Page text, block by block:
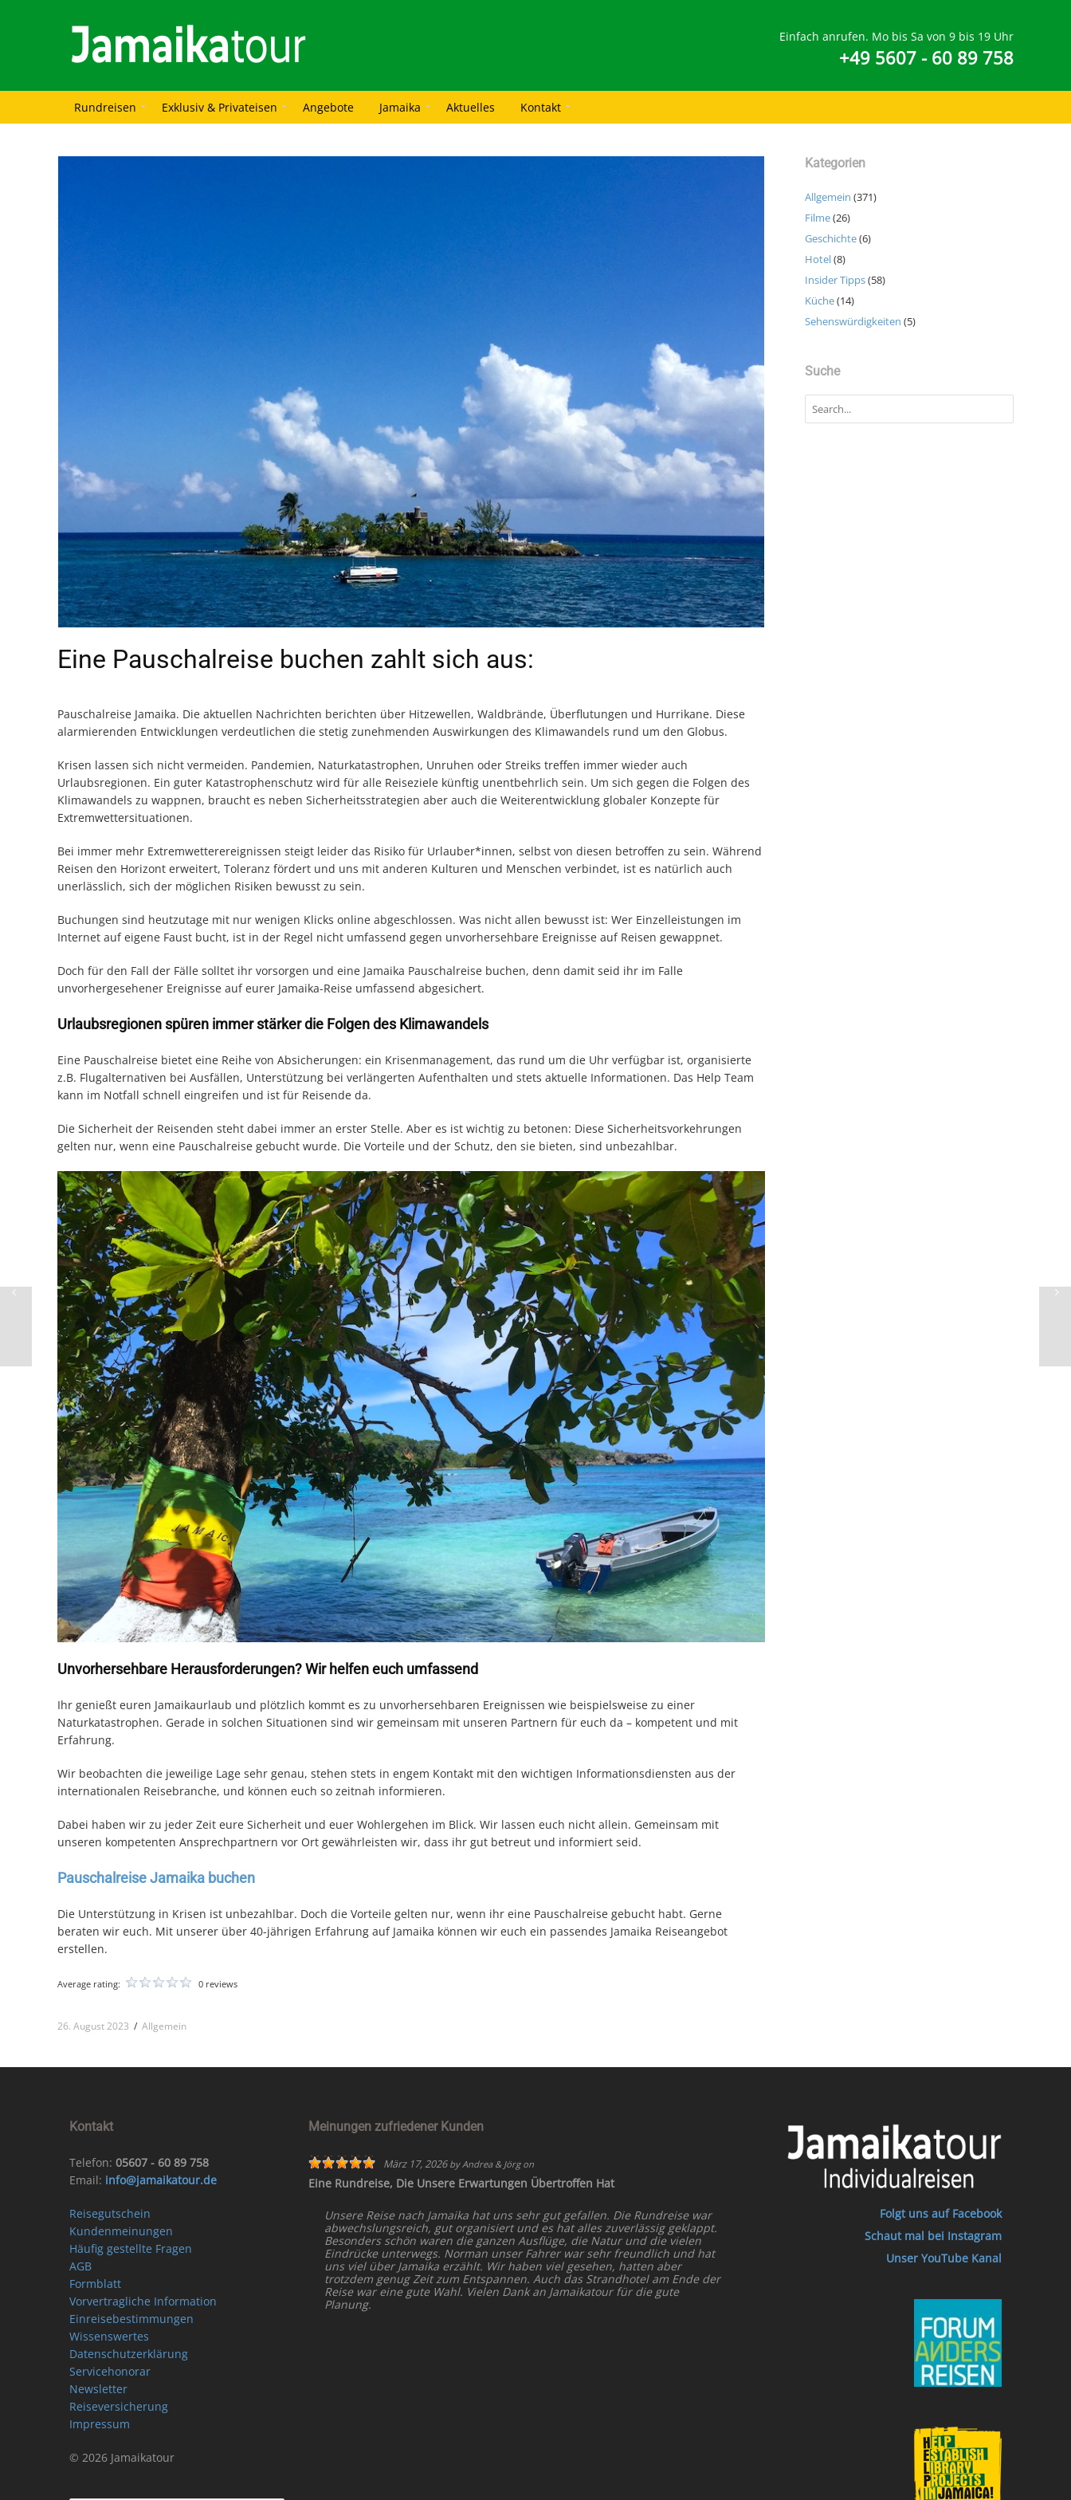
Einfach anrufen. Mo bis Sa von 9 bis 19 Uhr
+49 5607 - 60 89 758
Rundreisen Exklusiv & Privateisen Angebote Jamaika Aktuelles Kontakt
Eine Pauschalreise buchen zahlt sich aus:
Pauschalreise Jamaika. Die aktuellen Nachrichten berichten über Hitzewellen, Waldbrände, Überflutungen und Hurrikane. Diese
alarmierenden Entwicklungen verdeutlichen die stetig zunehmenden Auswirkungen des Klimawandels rund um den Globus.
Krisen lassen sich nicht vermeiden. Pandemien, Naturkatastrophen, Unruhen oder Streiks treffen immer wieder auch
Urlaubsregionen. Ein guter Katastrophenschutz wird für alle Reiseziele künftig unentbehrlich sein. Um sich gegen die Folgen des
Klimawandels zu wappnen, braucht es neben Sicherheitsstrategien aber auch die Weiterentwicklung globaler Konzepte für
Extremwettersituationen.
Bei immer mehr Extremwetterereignissen steigt leider das Risiko für Urlauber*innen, selbst von diesen betroffen zu sein. Während
Reisen den Horizont erweitert, Toleranz fördert und uns mit anderen Kulturen und Menschen verbindet, ist es natürlich auch
unerlässlich, sich der möglichen Risiken bewusst zu sein.
Buchungen sind heutzutage mit nur wenigen Klicks online abgeschlossen. Was nicht allen bewusst ist: Wer Einzelleistungen im
Internet auf eigene Faust bucht, ist in der Regel nicht umfassend gegen unvorhersehbare Ereignisse auf Reisen gewappnet.
Doch für den Fall der Fälle solltet ihr vorsorgen und eine Jamaika Pauschalreise buchen, denn damit seid ihr im Falle
unvorhergesehener Ereignisse auf eurer Jamaika-Reise umfassend abgesichert.
Urlaubsregionen spüren immer stärker die Folgen des Klimawandels
Eine Pauschalreise bietet eine Reihe von Absicherungen: ein Krisenmanagement, das rund um die Uhr verfügbar ist, organisierte
z.B. Flugalternativen bei Ausfällen, Unterstützung bei verlängerten Aufenthalten und stets aktuelle Informationen. Das Help Team
kann im Notfall schnell eingreifen und ist für Reisende da.
Die Sicherheit der Reisenden steht dabei immer an erster Stelle. Aber es ist wichtig zu betonen: Diese Sicherheitsvorkehrungen
gelten nur, wenn eine Pauschalreise gebucht wurde. Die Vorteile und der Schutz, den sie bieten, sind unbezahlbar.
Unvorhersehbare Herausforderungen? Wir helfen euch umfassend
Ihr genießt euren Jamaikaurlaub und plötzlich kommt es zu unvorhersehbaren Ereignissen wie beispielsweise zu einer
Naturkatastrophen. Gerade in solchen Situationen sind wir gemeinsam mit unseren Partnern für euch da – kompetent und mit
Erfahrung.
Wir beobachten die jeweilige Lage sehr genau, stehen stets in engem Kontakt mit den wichtigen Informationsdiensten aus der
internationalen Reisebranche, und können euch so zeitnah informieren.
Dabei haben wir zu jeder Zeit eure Sicherheit und euer Wohlergehen im Blick. Wir lassen euch nicht allein. Gemeinsam mit
unseren kompetenten Ansprechpartnern vor Ort gewährleisten wir, dass ihr gut betreut und informiert seid.
Pauschalreise Jamaika buchen
Die Unterstützung in Krisen ist unbezahlbar. Doch die Vorteile gelten nur, wenn ihr eine Pauschalreise gebucht habt. Gerne
beraten wir euch. Mit unserer über 40-jährigen Erfahrung auf Jamaika können wir euch ein passendes Jamaika Reiseangebot
erstellen.
Average rating: 0 reviews
26. August 2023 / Allgemein
Kategorien
Allgemein (371)
Filme(26)
Geschichte(6)
Hotel(8)
Insider Tipps(58)
Küche(14)
Sehenswürdigkeiten (5)
Suche
Kontakt
Telefon: 05607 - 60 89 758
Email: info@jamaikatour.de
Reisegutschein
Kundenmeinungen
Häufig gestellte Fragen
AGB
Formblatt
Vorvertragliche Information
Einreisebestimmungen
Wissenswertes
Datenschutzerklärung
Servicehonorar
Newsletter
Reiseversicherung
Impressum
© 2026 Jamaikatour
Meinungen zufriedener Kunden
März 17, 2026byAndrea & Jörgon
Eine Rundreise, Die Unsere Erwartungen Übertroffen Hat
Unsere Reise nach Jamaika hat uns sehr gut gefallen. Die Rundreise war
abwechslungsreich, gut organisiert und es hat alles zuverlässig geklappt.
Besonders schön waren die ganzen Ausflüge, die Natur und die vielen
Eindrücke unterwegs. Norman unser Fahrer war sehr freundlich und hat
uns viel über Jamaika erzählt. Wir haben viel gesehen, hatten aber
trotzdem genug Zeit zum Entspannen. Auch das Strandhotel am Ende der
Reise war eine gute Wahl. Vielen Dank an Jamaikatour für die gute
Planung.
Folgt uns auf Facebook
Schaut mal bei Instagram
Unser YouTube Kanal